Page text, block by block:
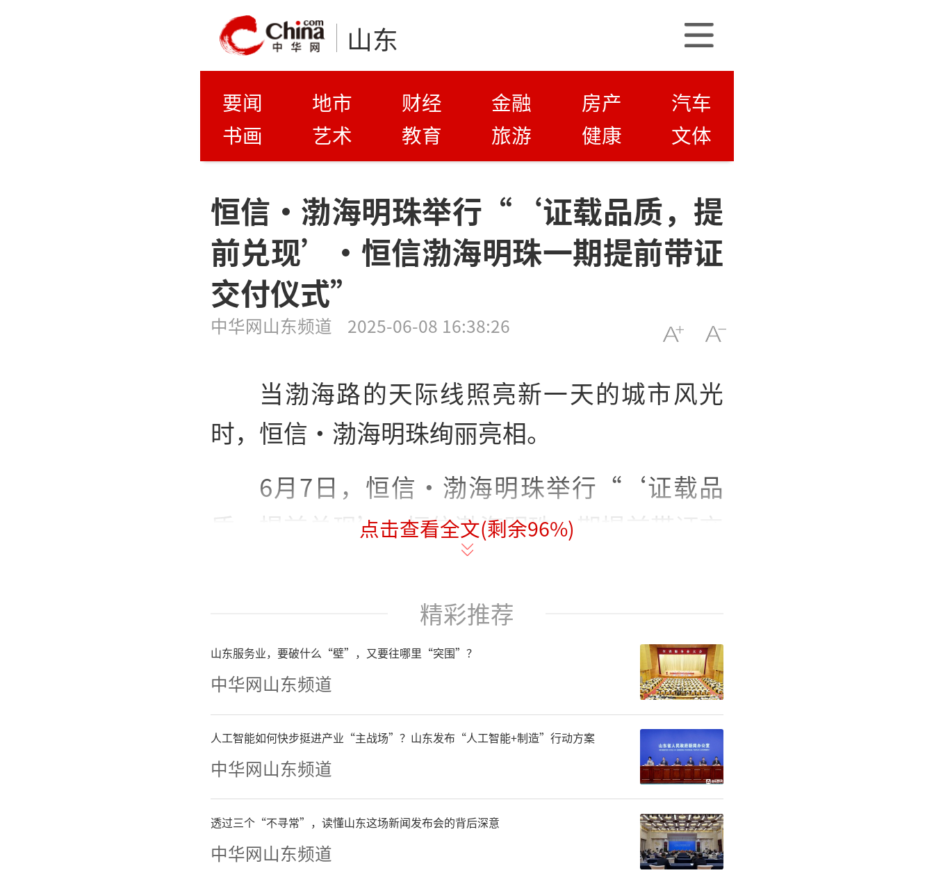
山东
要闻 地市 财经 金融 房产
汽车
书画
艺术 教育 旅游 健康 文体
恒信·渤海明珠举行“‘证载品质，提
前兑现’·恒信渤海明珠一期提前带证
交付仪式”
中华网山东频道 2025-06-08 16:38:26
当渤海路的天际线照亮新一天的城市风光
时，恒信·渤海明珠绚丽亮相。
6月7日，恒信·渤海明珠举行“‘证载品
质，提前兑现’·恒信渤海明珠一期提前带证交
付仪式”。从这一刻为刚刚进入二线城市的潍坊
高品质、高标准，提前交付，交房即发证。
项目不仅提前了近一个月交房，还交房即发放不
动产证。
历经数百个日夜的臻心锤炼，所有的期盼与
等待，在这一刻汇聚成幸福绽放。
点击查看全文(剩余96%)
精彩推荐
山东服务业，要破什么“壁”，又要往哪里“突围”？
中华网山东频道
人工智能如何快步挺进产业“主战场”？山东发布“人工智能+制造”行动方案
中华网山东频道
透过三个“不寻常”，读懂山东这场新闻发布会的背后深意
中华网山东频道